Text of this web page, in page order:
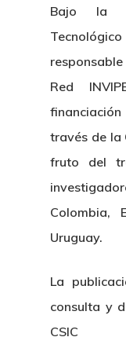
Bajo la
Red
través de la
fruto del
Colombia,
Uruguay.
La
consulta y
CSIC